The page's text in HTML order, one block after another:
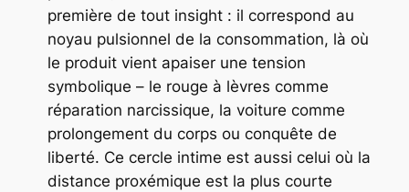
première de tout insight : il correspond au
noyau pulsionnel de la consommation, là où
le produit vient apaiser une tension
symbolique – le rouge à lèvres comme
réparation narcissique, la voiture comme
prolongement du corps ou conquête de
liberté. Ce cercle intime est aussi celui où la
distance proxémique est la plus courte